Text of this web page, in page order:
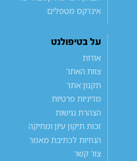
אינדקס מטפלים
על בטיפולנט
אודות
צוות האתר
תקנון אתר
מדיניות פרטיות
הצהרת נגישות
זכות תיקון עיון ומחיקה
הנחיות לכתיבת מאמר
צור קשר